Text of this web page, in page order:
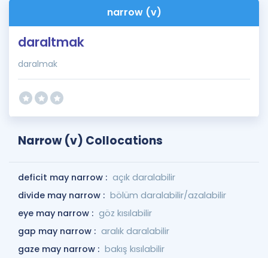
narrow (v)
daraltmak
daralmak
Narrow (v) Collocations
deficit may narrow : açık daralabilir
divide may narrow : bölüm daralabilir/azalabilir
eye may narrow : göz kısılabilir
gap may narrow : aralık daralabilir
gaze may narrow : bakış kısılabilir